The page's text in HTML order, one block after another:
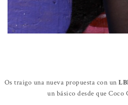
Os traigo una nueva propuesta con un
un básico desde que